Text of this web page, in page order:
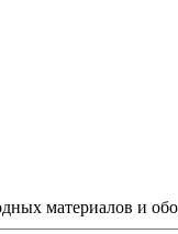
материалов и